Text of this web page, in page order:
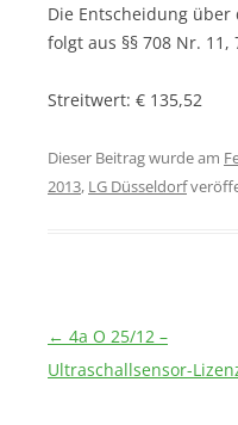
Die Entscheidung
folgt aus §§ 708 Nr. 11,
Streitwert: € 135,52
Dieser Beitrag wurde am
2013, LG Düsseldorf
Beitragsnavigation
← 4a O 25/12 –
Ultraschallsensor-